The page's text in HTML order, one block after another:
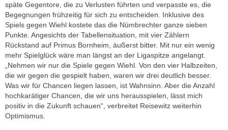
späte Gegentore, die zu Verlusten führten und verpasste es, die
Begegnungen frühzeitig für sich zu entscheiden. Inklusive des
Spiels gegen Wiehl kostete das die Nümbrechter ganze sieben
Punkte. Angesichts der Tabellensituation, mit vier Zählern
Rückstand auf Primus Bornheim, äußerst bitter. Mit nur ein wenig
mehr Spielglück wäre man längst an der Ligaspitze angelangt.
„Nehmen wir nur die Spiele gegen Wiehl. Von den vier Halbzeiten,
die wir gegen die gespielt haben, waren wir drei deutlich besser.
Was wir für Chancen liegen lassen, ist Wahnsinn. Aber die Anzahl
hochkarätiger Chancen, die wir uns herausspielen, lässt mich
positiv in die Zukunft schauen“, verbreitet Reisewitz weiterhin
Optimismus.